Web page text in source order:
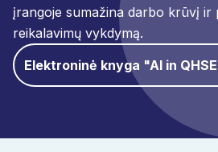
įrangoje sumažina darbo krūvį ir
reikalavimų vykdymą.
Elektroninė knyga "AI in